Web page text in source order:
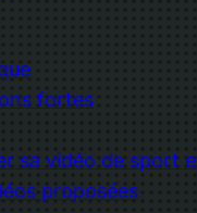
fortes
sa vidéo de sport
proposées